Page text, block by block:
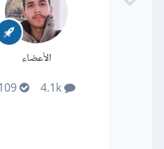
الأعضاء
4.1k
109